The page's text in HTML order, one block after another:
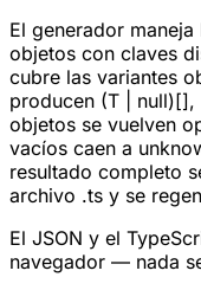
El generador
objetos con claves
cubre las variantes
producen (T | null)[],
objetos se vuelven
vacíos caen a
resultado completo
archivo .ts y se
El JSON y el
navegador — nada